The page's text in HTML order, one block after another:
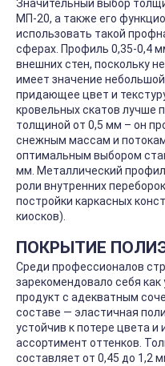
Значительный выбор
МП-20, а также его
использовать такой
сферах. Профиль 0,35-0,4
внешних стен, поскольку
имеет значение
придающее цвет и
кровельных скатов лучше
толщиной от 0,5 мм – он
снежным массам и
оптимальным выбором
мм. Металлический
роли внутренних
постройки каркасных
киосков).
ПОКРЫТИЕ
Среди профессионалов
зарекомендовало себя
продукт с адекватным
составе — эластичная
устойчив к потере цвета
ассортимент оттенков.
составляет от 0,45 до 1,2